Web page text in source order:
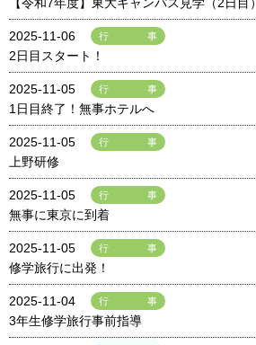
2025-11-06 行事
2日目スタート！
2025-11-05 行事
1日目終了！無事ホテルへ
2025-11-05 行事
上野研修
2025-11-05 行事
無事に東京に到着
2025-11-05 行事
修学旅行に出発！
2025-11-04 行事
3年生修学旅行事前指導